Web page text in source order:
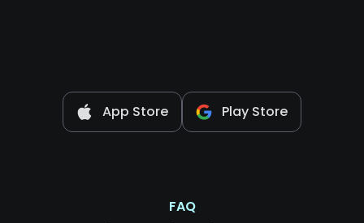
App Store Play Store
FAQ